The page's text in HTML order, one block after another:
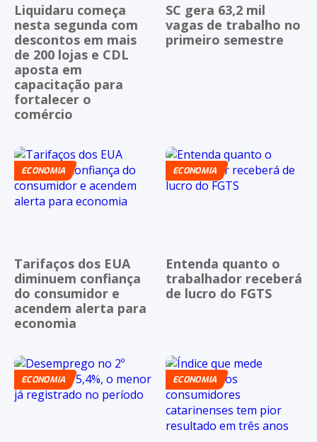
Liquidaru começa
nesta segunda com
descontos em mais
de 200 lojas e CDL
aposta em
capacitação para
fortalecer o
comércio
SC gera 63,2 mil
vagas de trabalho no
primeiro semestre
ECONOMIA
Tarifaços dos EUA
diminuem confiança
do consumidor e
acendem alerta para
economia
ECONOMIA
Entenda quanto o
trabalhador receberá
de lucro do FGTS
ECONOMIA ECONOMIA